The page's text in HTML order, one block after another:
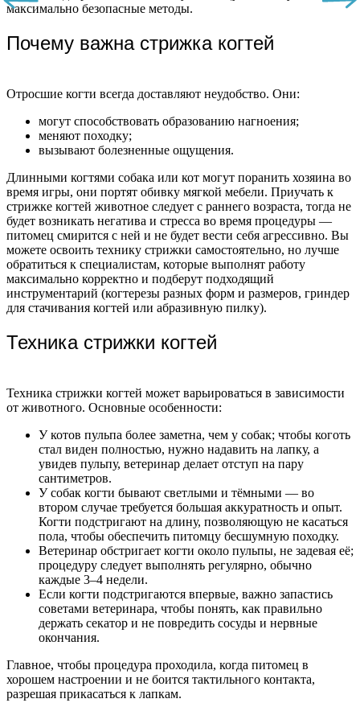
максимально безопасные методы.
Почему важна стрижка когтей
Отросшие когти всегда доставляют неудобство. Они:
могут способствовать образованию нагноения;
меняют походку;
вызывают болезненные ощущения.
Длинными когтями собака или кот могут поранить хозяина во
время игры, они портят обивку мягкой мебели. Приучать к
стрижке когтей животное следует с раннего возраста, тогда не
будет возникать негатива и стресса во время процедуры —
питомец смирится с ней и не будет вести себя агрессивно. Вы
можете освоить технику стрижки самостоятельно, но лучше
обратиться к специалистам, которые выполнят работу
максимально корректно и подберут подходящий
инструментарий (когтерезы разных форм и размеров, гриндер
для стачивания когтей или абразивную пилку).
Техника стрижки когтей
Техника стрижки когтей может варьироваться в зависимости
от животного. Основные особенности:
У котов пульпа более заметна, чем у собак; чтобы коготь
стал виден полностью, нужно надавить на лапку, а
увидев пульпу, ветеринар делает отступ на пару
сантиметров.
У собак когти бывают светлыми и тёмными — во
втором случае требуется большая аккуратность и опыт.
Когти подстригают на длину, позволяющую не касаться
пола, чтобы обеспечить питомцу бесшумную походку.
Ветеринар обстригает когти около пульпы, не задевая её;
процедуру следует выполнять регулярно, обычно
каждые 3–4 недели.
Если когти подстригаются впервые, важно запастись
советами ветеринара, чтобы понять, как правильно
держать секатор и не повредить сосуды и нервные
окончания.
Главное, чтобы процедура проходила, когда питомец в
хорошем настроении и не боится тактильного контакта,
разрешая прикасаться к лапкам.